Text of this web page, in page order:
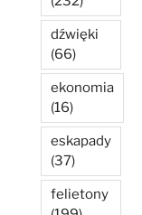
dźwięki
(66)
ekonomia
(16)
eskapady
(37)
felietony